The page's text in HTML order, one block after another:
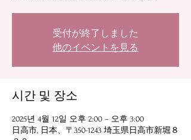
受付が終了しました
他のイベントを見る
시간 및 장소
2025년 4월 12일 오후 2:00 – 오후 3:00
日高市, 日本、〒350-1243 埼玉県日高市新堀８